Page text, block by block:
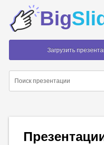
Big
Загрузить